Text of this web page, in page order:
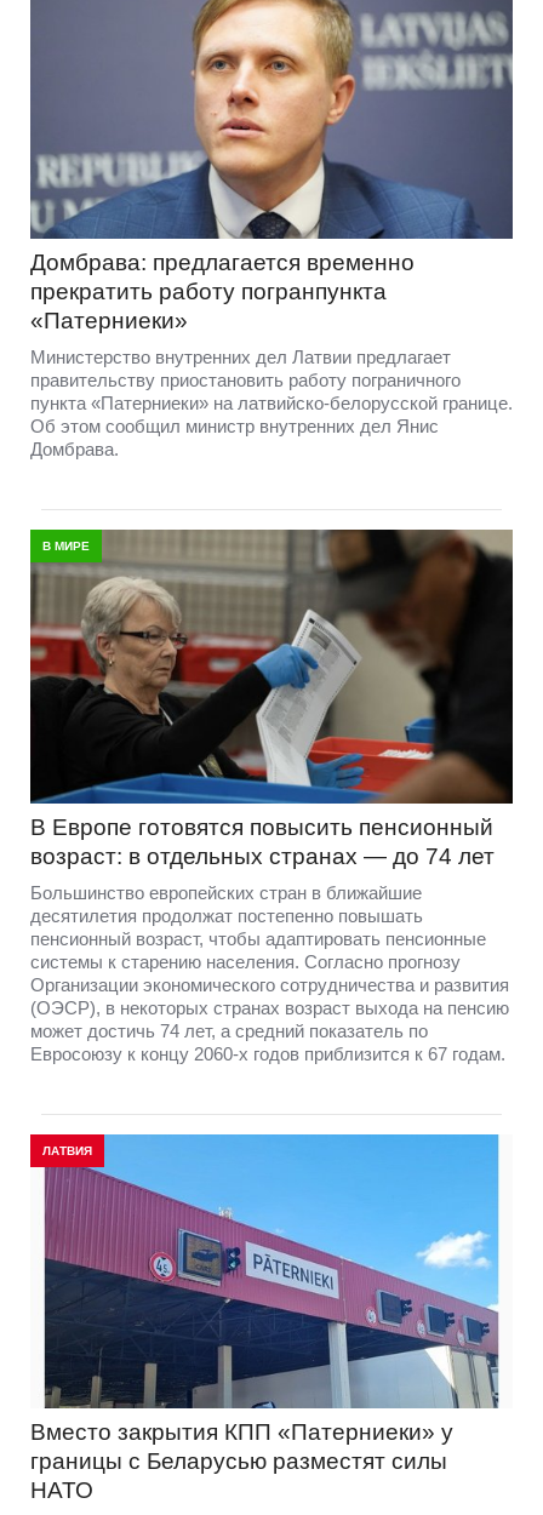
Домбрава: предлагается временно
прекратить работу погранпункта
«Патерниеки»
Министерство внутренних дел Латвии предлагает
правительству приостановить работу пограничного
пункта «Патерниеки» на латвийско-белорусской границе.
Об этом сообщил министр внутренних дел Янис
Домбрава.
В МИРЕ
В Европе готовятся повысить пенсионный
возраст: в отдельных странах — до 74 лет
Большинство европейских стран в ближайшие
десятилетия продолжат постепенно повышать
пенсионный возраст, чтобы адаптировать пенсионные
системы к старению населения. Согласно прогнозу
Организации экономического сотрудничества и развития
(ОЭСР), в некоторых странах возраст выхода на пенсию
может достичь 74 лет, а средний показатель по
Евросоюзу к концу 2060-х годов приблизится к 67 годам.
ЛАТВИЯ
Вместо закрытия КПП «Патерниеки» у
границы с Беларусью разместят силы
НАТО